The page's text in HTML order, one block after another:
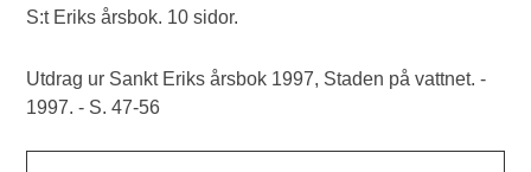
S:t Eriks årsbok. 10 sidor.
Utdrag ur Sankt Eriks årsbok 1997, Staden på vattnet. -
1997. - S. 47-56